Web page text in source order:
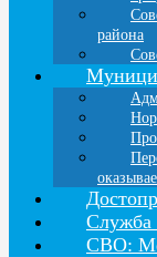
района
Служба
СВО: